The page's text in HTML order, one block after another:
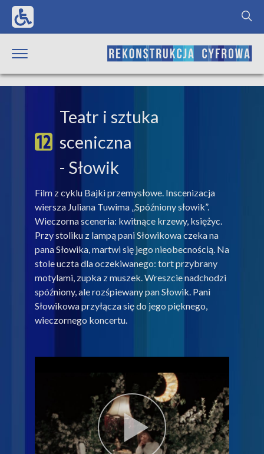
Teatr i sztuka
sceniczna
- Słowik
Film z cyklu Bajki przemysłowe. Inscenizacja
wiersza Juliana Tuwima „Spóźniony słowik”.
Wieczorna sceneria: kwitnące krzewy, księżyc.
Przy stoliku z lampą pani Słowikowa czeka na
pana Słowika, martwi się jego nieobecnością. Na
stole uczta dla oczekiwanego: tort przybrany
motylami, zupka z muszek. Wreszcie nadchodzi
spóźniony, ale rozśpiewany pan Słowik. Pani
Słowikowa przyłącza się do jego pięknego,
wieczornego koncertu.